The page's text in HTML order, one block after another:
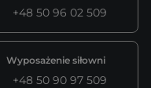
+48 50 96 02 509
Wyposażenie siłowni
+48 50 90 97 509